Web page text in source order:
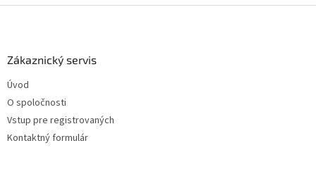
Zákaznický servis
Úvod
O spoločnosti
Vstup pre registrovaných
Kontaktný formulár